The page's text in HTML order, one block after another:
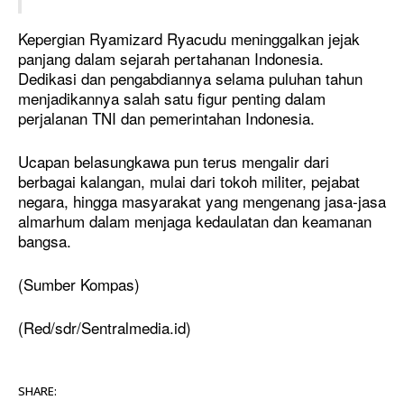
Kepergian Ryamizard Ryacudu meninggalkan jejak
panjang dalam sejarah pertahanan Indonesia.
Dedikasi dan pengabdiannya selama puluhan tahun
menjadikannya salah satu figur penting dalam
perjalanan TNI dan pemerintahan Indonesia.
Ucapan belasungkawa pun terus mengalir dari
berbagai kalangan, mulai dari tokoh militer, pejabat
negara, hingga masyarakat yang mengenang jasa-jasa
almarhum dalam menjaga kedaulatan dan keamanan
bangsa.
(Sumber Kompas)
(Red/sdr/Sentralmedia.id)
SHARE: